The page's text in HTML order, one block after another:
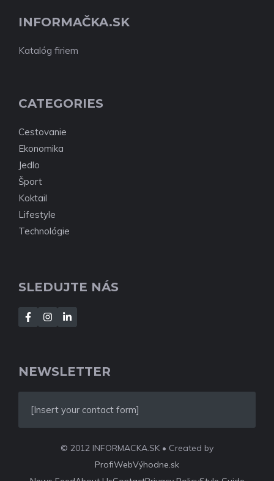
INFORMAČKA.SK
Katalóg firiem
CATEGORIES
Cestovanie
Ekonomika
Jedlo
Šport
Koktail
Lifestyle
Technológie
SLEDUJTE NÁS
NEWSLETTER
[Insert your contact form]
© 2012 INFORMACKA.SK • Created by
ProfiWebVýhodne.sk